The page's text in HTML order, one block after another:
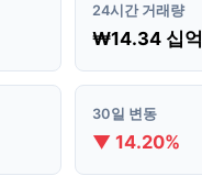
24시간 거래량
₩14.34 십억
30일 변동
▼ 14.20%